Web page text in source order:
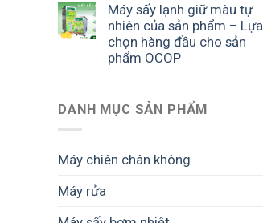
Máy sấy lạnh giữ màu tự
nhiên của sản phẩm – Lựa
chọn hàng đầu cho sản
phẩm OCOP
DANH MỤC SẢN PHẨM
Máy chiên chân không
Máy rửa